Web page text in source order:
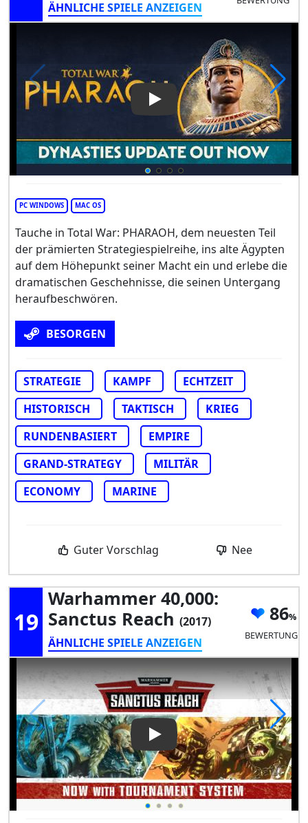
ÄHNLICHE SPIELE ANZEIGEN
Play Video: Total War:
PC WINDOWS MAC OS
Tauche in Total War: PHARAOH, dem neuesten Teil
der prämierten Strategiespielreihe, ins alte Ägypten
auf dem Höhepunkt seiner Macht ein und erlebe die
dramatischen Geschehnisse, die seinen Untergang
heraufbeschwören.
BESORGEN
STRATEGIE KAMPF
ECHTZEIT
HISTORISCH
TAKTISCH
KRIEG
RUNDENBASIERT
EMPIRE
GRAND-STRATEGY
MILITÄR
ECONOMY
MARINE
Guter Vorschlag Nee
19
Warhammer 40,000:
Sanctus Reach (2017)
ÄHNLICHE SPIELE ANZEIGEN
86
BEWERTUNG
Play Video: Warhammer